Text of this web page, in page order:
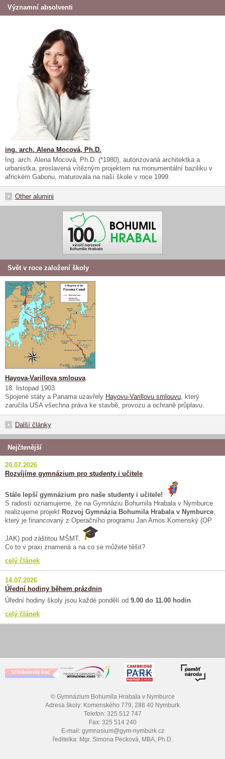
Významní absolventi
ing. arch. Alena Mocová, Ph.D.
Ing. arch. Alena Mocová, Ph.D. (*1980), autorizovaná architektka a
urbanistka, proslavená vítězným projektem na monumentální baziliku v
africkém Gabonu, maturovala na naší škole v roce 1999.
Other alumini
Svět v roce založení školy
Hayova-Varillova smlouva
18. listopad 1903
Spojené státy a Panama uzavřely Hayovu-Varillovu smlouvu , který
zaručila USA všechna práva ke stavbě, provozu a ochraně průplavu.
Další články
Nejčtenější
20.07.2026
Rozvíjíme gymnázium pro studenty i učitele
Stále lepší gymnázium pro naše studenty i učitele!
S radostí oznamujeme, že na Gymnáziu Bohumila Hrabala v Nymburce
realizujeme projekt Rozvoj Gymnázia Bohumila Hrabala v Nymburce
který je financovaný z Operačního programu Jan Amos Komenský (OP
JAK) pod záštitou MŠMT.
Co to v praxi znamená a na co se můžete těšit?
celý článek
14.07.2026
Úřední hodiny během prázdnin
Úřední hodiny školy jsou každé pondělí od 9.00 do 11.00 hodin
celý článek
© Gymnázium Bohumila Hrabala v Nymburce
Adresa školy: Komenského 779, 288 40 Nymburk
Telefon: 325 512 747
Fax: 325 514 240
E-mail: gymnasium@gym-nymburk.cz
ředitelka: Mgr. Simona Pecková, MBA, Ph.D.